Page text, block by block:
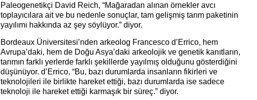
Paleogenetikçi David Reich, “Mağaradan alınan örnekler avcı
toplayıcılara ait ve bu nedenle sonuçlar, tam gelişmiş tarım paketinin
yayılımı hakkında az şey söylüyor.” diyor.
Bordeaux Üniversitesi’nden arkeolog Francesco d’Errico, hem
Avrupa’daki, hem de Doğu Asya’daki arkeolojik ve genetik kanıtların,
tarımın farklı yerlerde farklı şekillerde yayılmış olduğunu gösterdiğini
düşünüyor. d’Errico, “Bu, bazı durumlarda insanların fikirleri ve
teknolojileri ile birlikte hareket ettiği, bazı durumlarda ise sadece
teknoloji ile hareket ettiği karmaşık bir süreç.” diyor.